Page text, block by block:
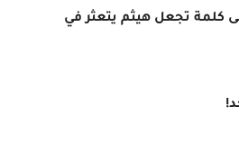
كلمة تجعل هيثم يتعثر في